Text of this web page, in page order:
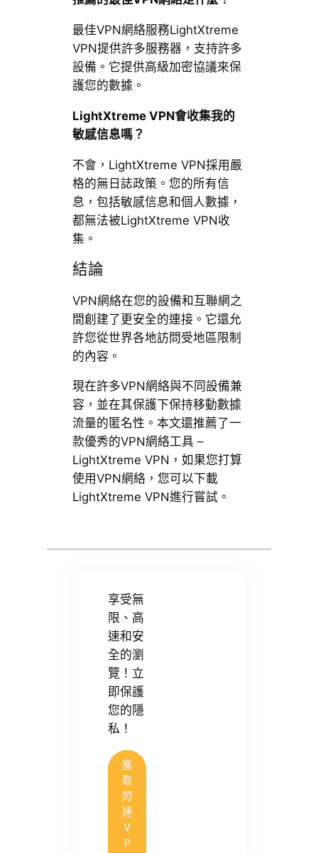
最佳VPN網絡服務LightXtreme
VPN提供許多服務器，支持許多
設備。它提供高級加密協議來保
護您的數據。
LightXtreme VPN會收集我的
敏感信息嗎？
不會，LightXtreme VPN採用嚴
格的無日誌政策。您的所有信
息，包括敏感信息和個人數據，
都無法被LightXtreme VPN收
集。
結論
VPN網絡在您的設備和互聯網之
間創建了更安全的連接。它還允
許您從世界各地訪問受地區限制
的內容。
現在許多VPN網絡與不同設備兼
容，並在其保護下保持移動數據
流量的匿名性。本文還推薦了一
款優秀的VPN網絡工具 –
LightXtreme VPN，如果您打算
使用VPN網絡，您可以下載
LightXtreme VPN進行嘗試。
享受無
限、高
速和安
全的瀏
覽！立
即保護
您的隱
私！
獲
取
閃
連
V
P